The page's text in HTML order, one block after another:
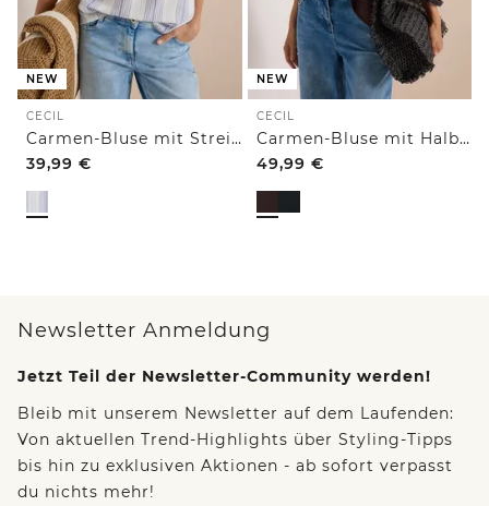
NEW
CECIL
Carmen-Bluse mit Streifenmuster
39,99 €
NEW
CECIL
Carmen-Bluse mit Halbarm und Bändern
49,99 €
Newsletter Anmeldung
Jetzt Teil der Newsletter-Community werden!
Bleib mit unserem Newsletter auf dem Laufenden:
Von aktuellen Trend-Highlights über Styling-Tipps
bis hin zu exklusiven Aktionen - ab sofort verpasst
du nichts mehr!